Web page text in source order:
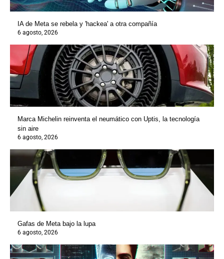
IA de Meta se rebela y 'hackea' a otra compañía
6 agosto, 2026
Marca Michelin reinventa el neumático con Uptis, la tecnología
sin aire
6 agosto, 2026
Gafas de Meta bajo la lupa
6 agosto, 2026